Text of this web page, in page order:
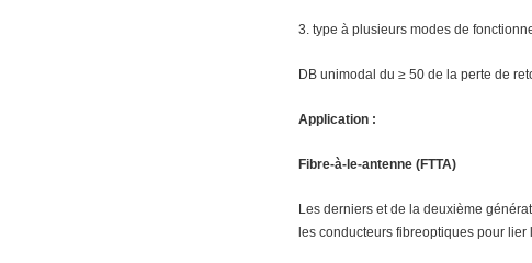
3. type à plusieurs modes de
DB unimodal du ≥ 50 de la perte de
Application :
Fibre-à-le-antenne (FTTA)
Les derniers et de la deuxième
les conducteurs fibreoptiques pour